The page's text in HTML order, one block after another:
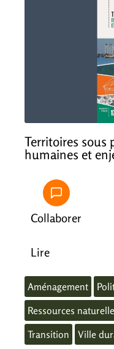
Territoires sous
humaines et
Collaborer
Lire
Aménagement
Ressources
Transition
Ville